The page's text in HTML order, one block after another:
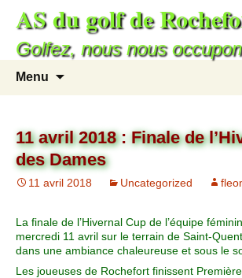
AS du golf de
Golfez, nous nous
Menu
11 avril 2018 : Finale de
des Dames
11 avril 2018 Uncategorized
La finale de l’Hivernal Cup de l’équipe
mercredi 11 avril sur le terrain de Saint-
dans une ambiance chaleureuse et sous le
Les joueuses de Rochefort finissent